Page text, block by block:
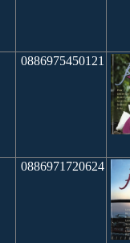
0886975450121
0886971720624